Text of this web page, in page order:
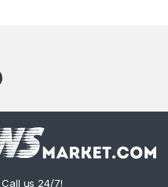
us 24/7!